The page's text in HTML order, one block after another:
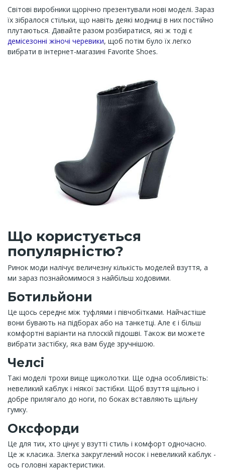
Світові виробники щорічно презентували нові моделі. Зараз
їх зібралося стільки, що навіть деякі модниці в них постійно
плутаються. Давайте разом розбиратися, які ж тоді є
демісезонні жіночі черевики, щоб потім було їх легко
вибрати в інтернет-магазині Favorite Shoes.
Що користується
популярністю?
Ринок моди налічує величезну кількість моделей взуття, а
ми зараз познайомимося з найбільш ходовими.
Ботильйони
Це щось середнє між туфлями і півчобітками. Найчастіше
вони бувають на підборах або на танкетці. Але є і більш
комфортні варіанти на плоскій підошві. Також ви можете
вибрати застібку, яка вам буде зручнішою.
Челсі
Такі моделі трохи вище щиколотки. Ще одна особливість:
невеликий каблук і ніякої застібки. Щоб взуття щільно і
добре прилягало до ноги, по боках вставляють щільну
гумку.
Оксфорди
Це для тих, хто цінує у взутті стиль і комфорт одночасно.
Це ж класика. Злегка закруглений носок і невеликий каблук -
ось головні характеристики.